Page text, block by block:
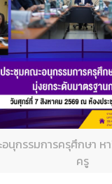
นุกรรมการครุศึกษา ห
ครู